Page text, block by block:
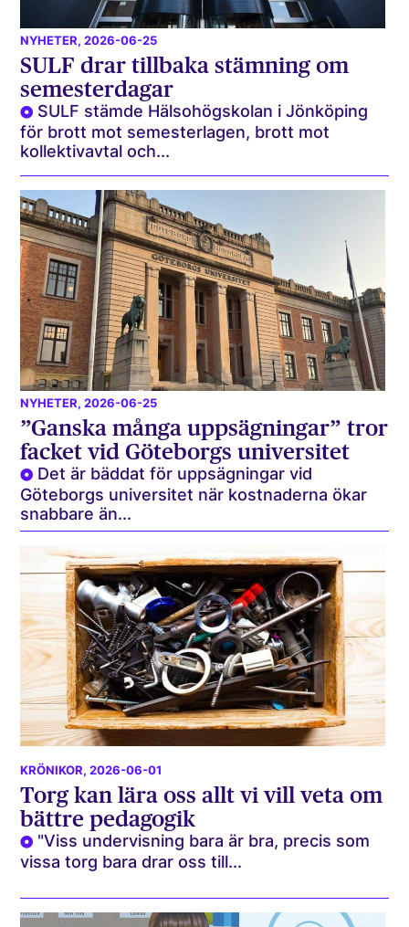
NYHETER, 2026-06-25
SULF drar tillbaka stämning om
semesterdagar
SULF stämde Hälsohögskolan i Jönköping
för brott mot semesterlagen, brott mot
kollektivavtal och...
NYHETER, 2026-06-25
”Ganska många uppsägningar” tror
facket vid Göteborgs universitet
Det är bäddat för uppsägningar vid
Göteborgs universitet när kostnaderna ökar
snabbare än...
KRÖNIKOR, 2026-06-01
Torg kan lära oss allt vi vill veta om
bättre pedagogik
"Viss undervisning bara är bra, precis som
vissa torg bara drar oss till...